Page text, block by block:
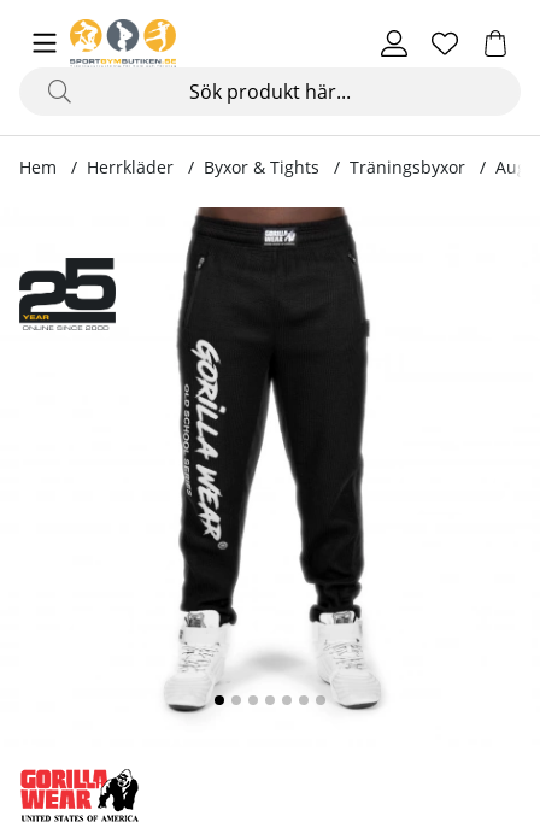
Hem Herrkläder Byxor & Tights Träningsbyxor
Produktbilder Augustine Old School Pants, black